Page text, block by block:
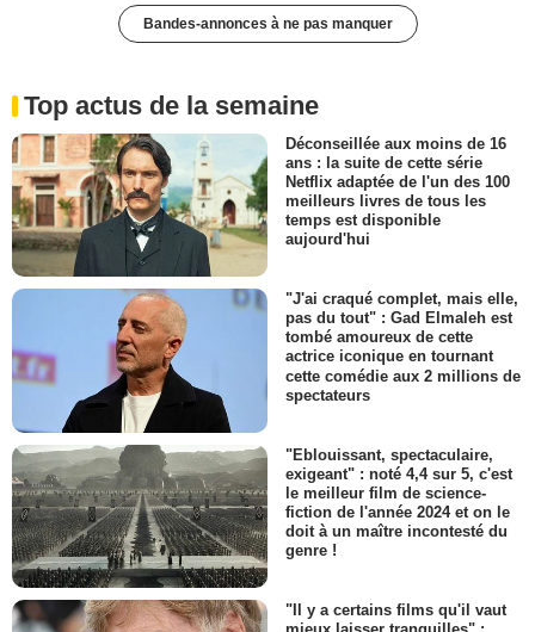
Bandes-annonces à ne pas manquer
Top actus de la semaine
Déconseillée aux moins de 16
ans : la suite de cette série
Netflix adaptée de l'un des 100
meilleurs livres de tous les
temps est disponible
aujourd'hui
"J'ai craqué complet, mais elle,
pas du tout" : Gad Elmaleh est
tombé amoureux de cette
actrice iconique en tournant
cette comédie aux 2 millions de
spectateurs
"Eblouissant, spectaculaire,
exigeant" : noté 4,4 sur 5, c'est
le meilleur film de science-
fiction de l'année 2024 et on le
doit à un maître incontesté du
genre !
"Il y a certains films qu'il vaut